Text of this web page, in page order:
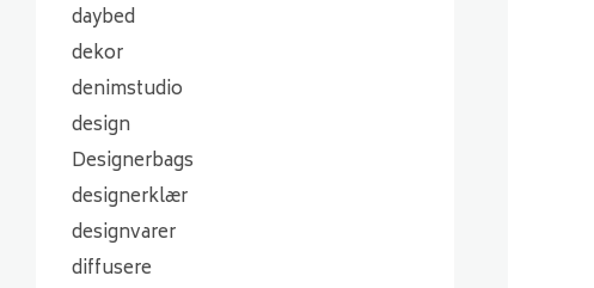
daybed
dekor
denimstudio
design
Designerbags
designerklær
designvarer
diffusere